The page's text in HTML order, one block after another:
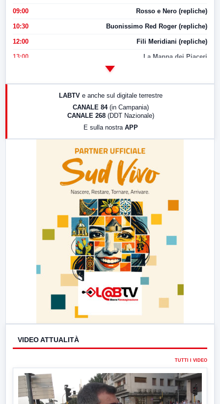
09:00 Rosso e Nero (repliche)
10:30 Buonissimo Red Roger (repliche)
12:00 Fili Meridiani (repliche)
13:00 La Mappa dei Piaceri
17:00 LabNews (replica)
LABTV e anche sul digitale terrestre
CANALE 84 (in Campania)
CANALE 268 (DDT Nazionale)
E sulla nostra APP
VIDEO ATTUALITÀ
TUTTI I VIDEO